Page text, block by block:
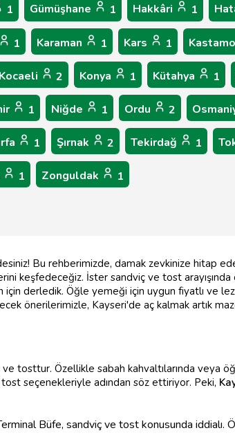
1 Gümüşhane 1 Hakkâri 1
1 Karaman 1 Kars 1
Kocaeli 2 Konya 1 Kütahya 1
1 Niğde 1 Ordu 2
1 Şırnak 2 Tekirdağ 1
1 Zonguldak 1
Bu rehberimizde, damak zevkinize hitap
keşfedeceğiz. İster sandviç ve tost
için derledik. Öğle yemeği için uygun fiyatlı ve
önerilerimizle, Kayseri'de aç kalmak artık
tosttur. Özellikle sabah kahvaltılarında veya
seçenekleriyle adından söz ettiriyor. Peki,
Büfe, sandviç ve tost konusunda iddialı.